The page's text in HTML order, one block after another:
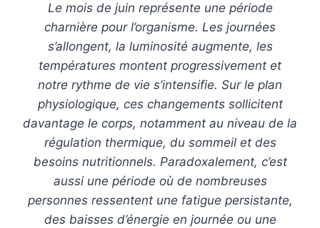
Le mois de juin représente une période
charnière pour l’organisme. Les journées
s’allongent, la luminosité augmente, les
températures montent progressivement et
notre rythme de vie s’intensifie. Sur le plan
physiologique, ces changements sollicitent
davantage le corps, notamment au niveau de la
régulation thermique, du sommeil et des
besoins nutritionnels. Paradoxalement, c’est
aussi une période où de nombreuses
personnes ressentent une fatigue persistante,
des baisses d’énergie en journée ou une